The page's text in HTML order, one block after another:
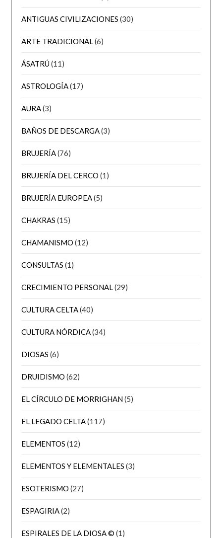
ANTIGUAS CIVILIZACIONES (30)
ARTE TRADICIONAL(6)
ÁSATRÚ(11)
ASTROLOGÍA(17)
AURA(3)
BAÑOS DE DESCARGA(3)
BRUJERÍA(76)
BRUJERÍA DEL CERCO (1)
BRUJERÍA EUROPEA(5)
CHAKRAS (15)
CHAMANISMO (12)
CONSULTAS (1)
CRECIMIENTO PERSONAL(29)
CULTURA CELTA(40)
CULTURA NÓRDICA(34)
DIOSAS (6)
DRUIDISMO (62)
EL CÍRCULO DE MORRIGHAN(5)
EL LEGADO CELTA(117)
ELEMENTOS (12)
ELEMENTOS Y ELEMENTALES (3)
ESOTERISMO (27)
ESPAGIRIA(2)
ESPIRALES DE LA DIOSA © (1)